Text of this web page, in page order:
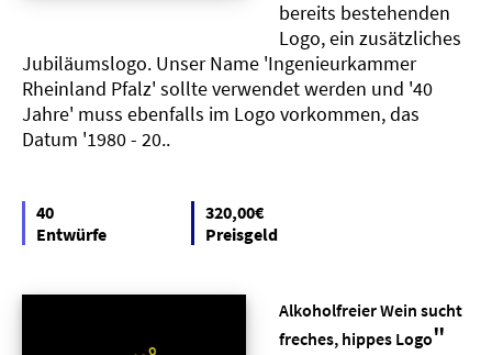
bereits bestehenden
Logo, ein zusätzliches
Jubiläumslogo. Unser Name 'Ingenieurkammer
Rheinland Pfalz' sollte verwendet werden und '40
Jahre' muss ebenfalls im Logo vorkommen, das
Datum '1980 - 20..
40
Entwürfe
320,00€
Preisgeld
Alkoholfreier Wein sucht
freches, hippes Logo"